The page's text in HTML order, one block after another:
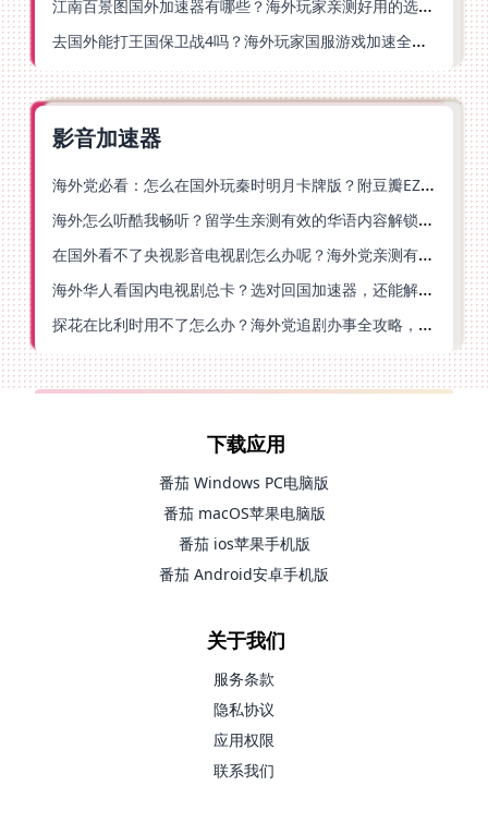
江南百景图国外加速器有哪些？海外玩家亲测好用的选择与避坑指南
去国外能打王国保卫战4吗？海外玩家国服游戏加速全攻略（附公主连结幻想江湖实测）
影音加速器
海外党必看：怎么在国外玩秦时明月卡牌版？附豆瓣EZCast地区限制破解法
海外怎么听酷我畅听？留学生亲测有效的华语内容解锁指南
在国外看不了央视影音电视剧怎么办呢？海外党亲测有效的回国加速方案
海外华人看国内电视剧总卡？选对回国加速器，还能解决菲律宾打不开反诈中心的问题
探花在比利时用不了怎么办？海外党追剧办事全攻略，选对加速器就够了
下载应用
番茄 Windows PC电脑版
番茄 macOS苹果电脑版
番茄 ios苹果手机版
番茄 Android安卓手机版
关于我们
服务条款
隐私协议
应用权限
联系我们